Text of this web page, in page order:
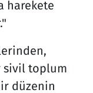
harekete
sivil toplum
düzenin